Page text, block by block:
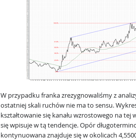
W przypadku franka zrezygnowaliśmy z
ostatniej skali ruchów nie ma to sensu.
kształtowanie się kanału wzrostowego na
się wpisuje w tą tendencje. Opór
kontynuowana znajduje się w okolicach